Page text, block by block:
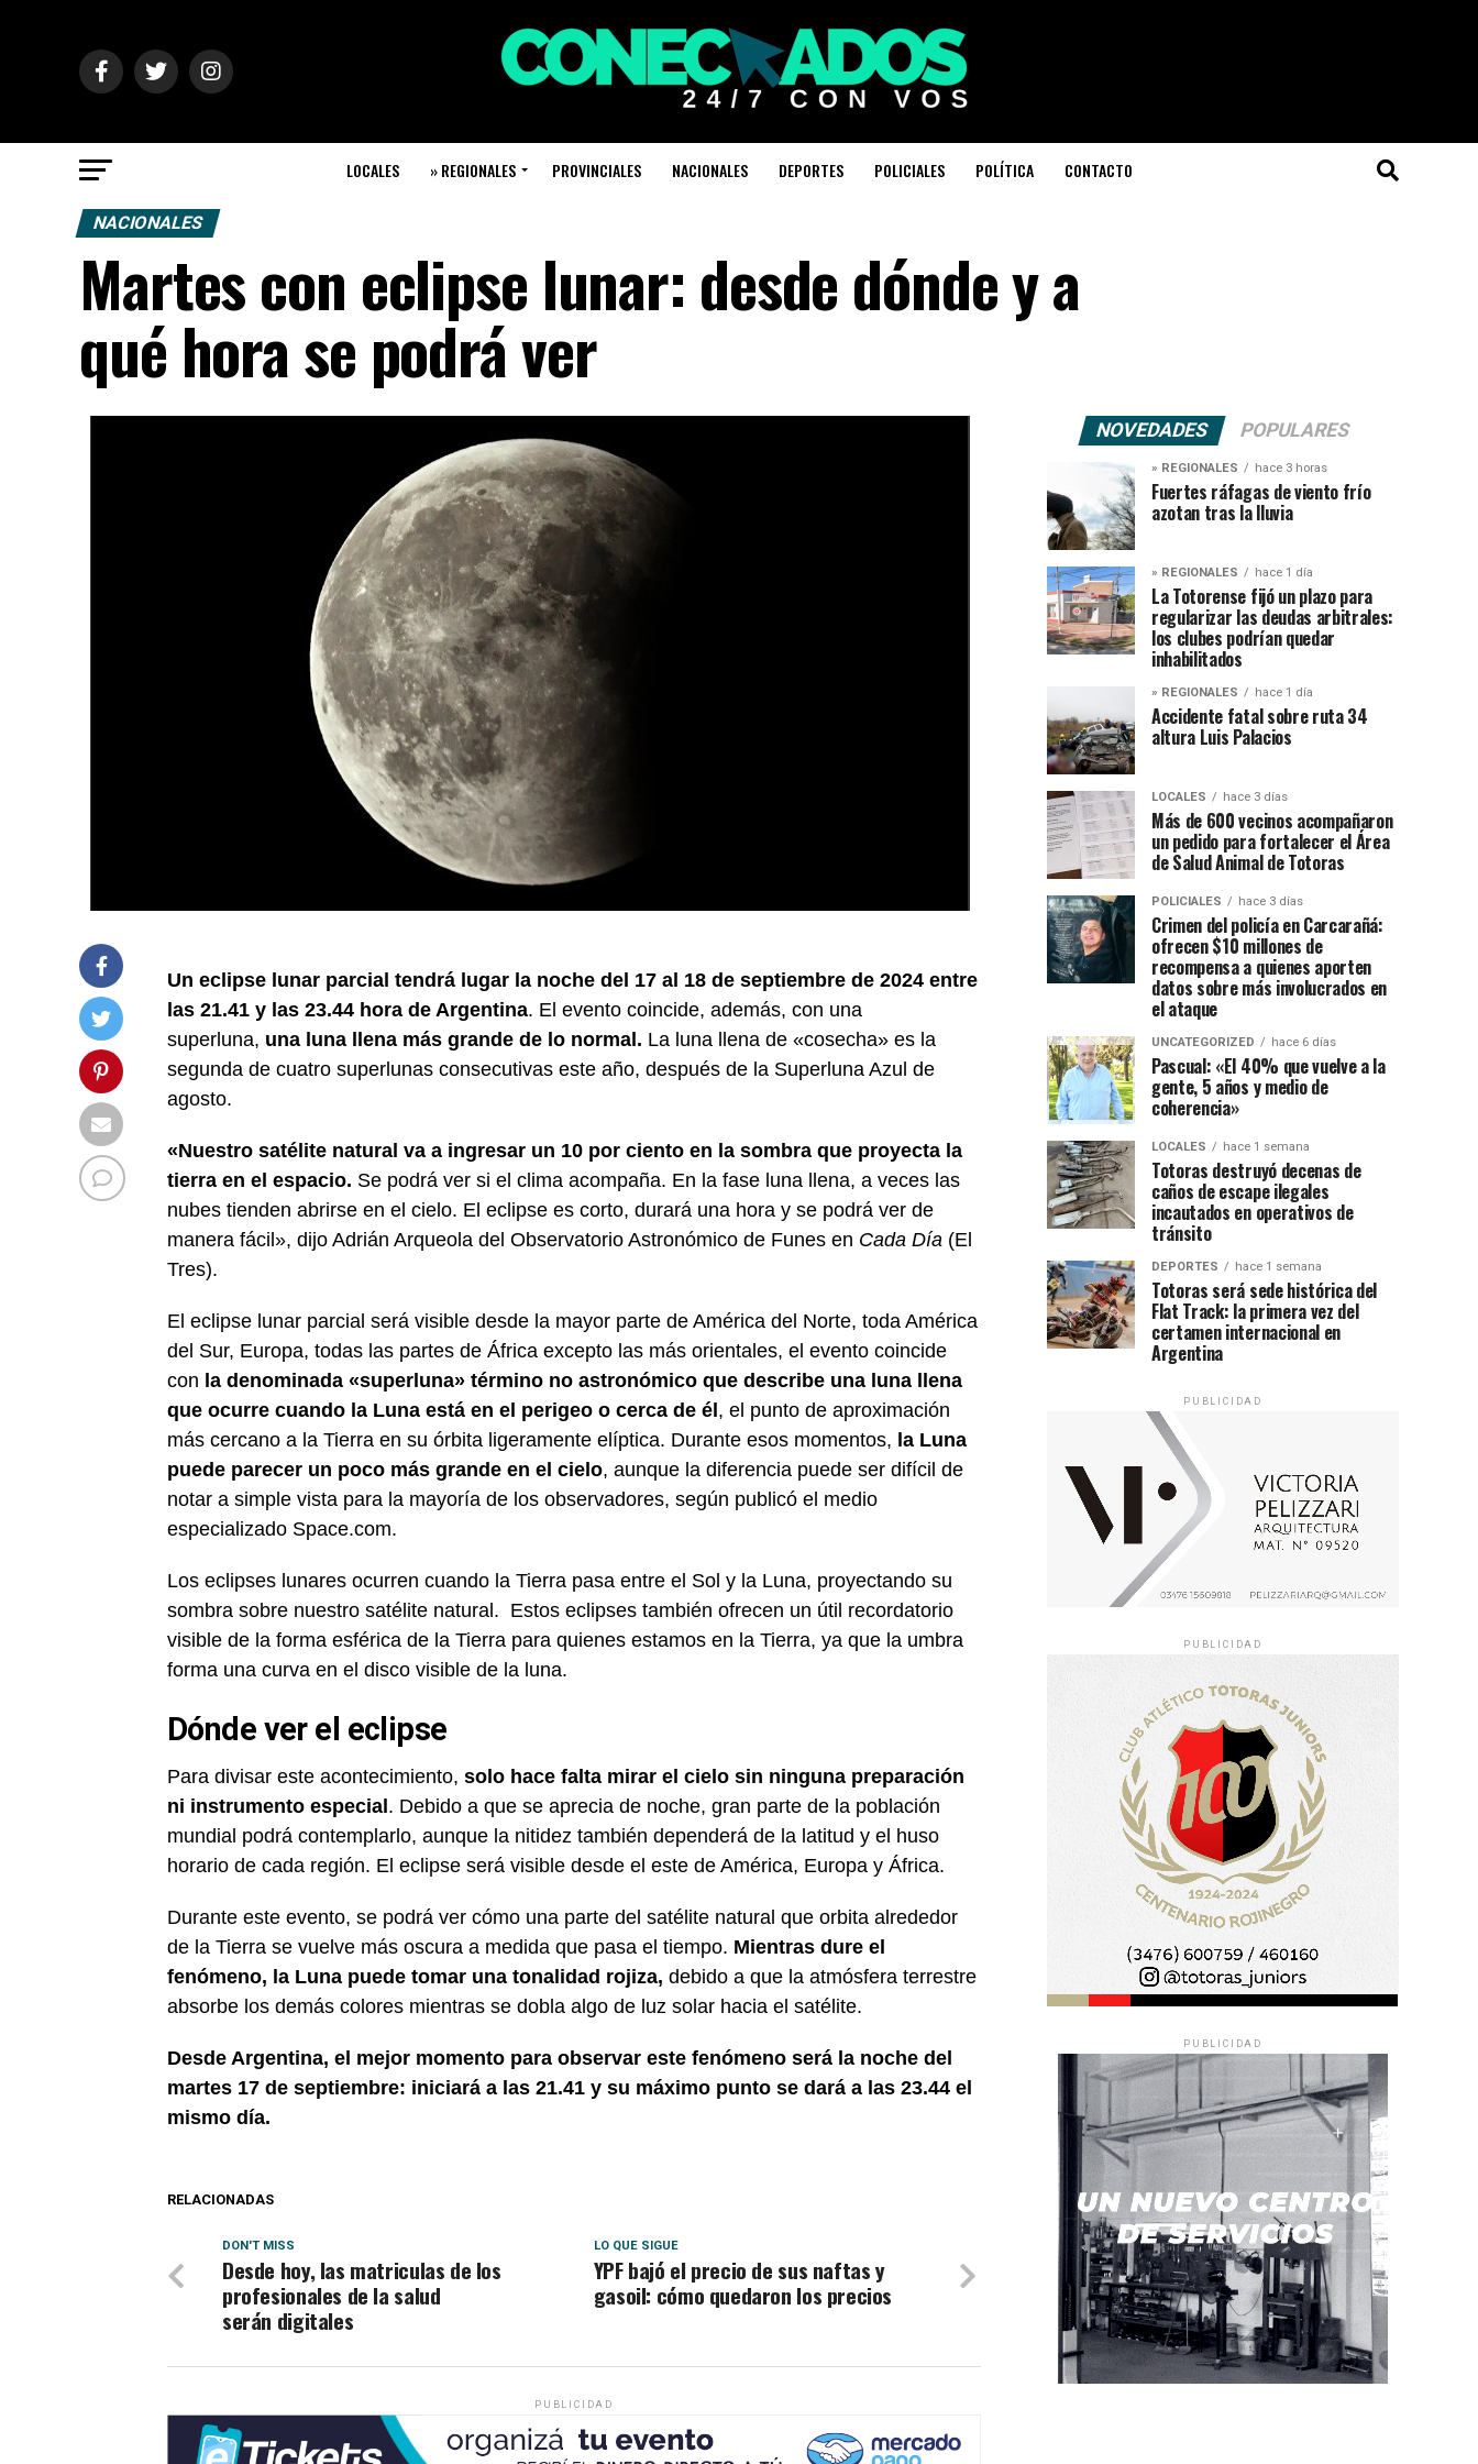
LOCALES » REGIONALES PROVINCIALES NACIONALES DEPORTES POLICIALES POLÍTICA CONTACTO
NACIONALES
Martes con eclipse lunar: desde dónde y a
qué hora se podrá ver
Un eclipse lunar parcial tendrá lugar la noche del 17 al 18 de septiembre de 2024 entre
las 21.41 y las 23.44 hora de Argentina. El evento coincide, además, con una
superluna, una luna llena más grande de lo normal. La luna llena de «cosecha» es la
segunda de cuatro superlunas consecutivas este año, después de la Superluna Azul de
agosto.
«Nuestro satélite natural va a ingresar un 10 por ciento en la sombra que proyecta la
tierra en el espacio. Se podrá ver si el clima acompaña. En la fase luna llena, a veces las
nubes tienden abrirse en el cielo. El eclipse es corto, durará una hora y se podrá ver de
manera fácil», dijo Adrián Arqueola del Observatorio Astronómico de Funes en Cada Día (El
Tres).
El eclipse lunar parcial será visible desde la mayor parte de América del Norte, toda América
del Sur, Europa, todas las partes de África excepto las más orientales, el evento coincide
con la denominada «superluna» término no astronómico que describe una luna llena
que ocurre cuando la Luna está en el perigeo o cerca de él , el punto de aproximación
más cercano a la Tierra en su órbita ligeramente elíptica. Durante esos momentos, la Luna
puede parecer un poco más grande en el cielo, aunque la diferencia puede ser difícil de
notar a simple vista para la mayoría de los observadores, según publicó el medio
especializado Space.com.
Los eclipses lunares ocurren cuando la Tierra pasa entre el Sol y la Luna, proyectando su
sombra sobre nuestro satélite natural. Estos eclipses también ofrecen un útil recordatorio
visible de la forma esférica de la Tierra para quienes estamos en la Tierra, ya que la umbra
forma una curva en el disco visible de la luna.
Dónde ver el eclipse
Para divisar este acontecimiento, solo hace falta mirar el cielo sin ninguna preparación
ni instrumento especial . Debido a que se aprecia de noche, gran parte de la población
mundial podrá contemplarlo, aunque la nitidez también dependerá de la latitud y el huso
horario de cada región. El eclipse será visible desde el este de América, Europa y África.
Durante este evento, se podrá ver cómo una parte del satélite natural que orbita alrededor
de la Tierra se vuelve más oscura a medida que pasa el tiempo. Mientras dure el
fenómeno, la Luna puede tomar una tonalidad rojiza, debido a que la atmósfera terrestre
absorbe los demás colores mientras se dobla algo de luz solar hacia el satélite.
Desde Argentina, el mejor momento para observar este fenómeno será la noche del
martes 17 de septiembre: iniciará a las 21.41 y su máximo punto se dará a las 23.44 el
mismo día.
RELACIONADAS
LO QUE SIGUE
YPF bajó el precio de sus naftas y
gasoil: cómo quedaron los precios
DON'T MISS
Desde hoy, las matriculas de los
profesionales de la salud
serán digitales
PUBLICIDAD
NOVEDADES POPULARES
» REGIONALES hace 3 horas
Fuertes ráfagas de viento frío
azotan tras la lluvia
» REGIONALES hace 1 día
La Totorense fijó un plazo para
regularizar las deudas arbitrales:
los clubes podrían quedar
inhabilitados
» REGIONALES hace 1 día
Accidente fatal sobre ruta 34
altura Luis Palacios
LOCALES hace 3 días
Más de 600 vecinos acompañaron
un pedido para fortalecer el Área
de Salud Animal de Totoras
POLICIALES hace 3 días
Crimen del policía en Carcarañá:
ofrecen $10 millones de
recompensa a quienes aporten
datos sobre más involucrados en
el ataque
UNCATEGORIZED hace 6 días
Pascual: «El 40% que vuelve a la
gente, 5 años y medio de
coherencia»
LOCALES hace 1 semana
Totoras destruyó decenas de
caños de escape ilegales
incautados en operativos de
tránsito
DEPORTES hace 1 semana
Totoras será sede histórica del
Flat Track: la primera vez del
certamen internacional en
Argentina
PUBLICIDAD
PUBLICIDAD
PUBLICIDAD